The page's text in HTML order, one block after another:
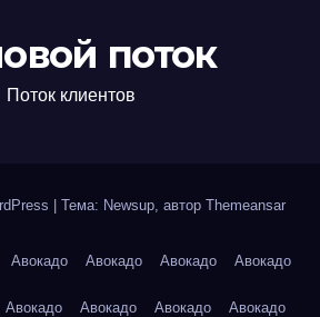
поток
Поток клиентов
Тема: Newsup, автор Themeansar
Авокадо Авокадо Авокадо Авокадо
Авокадо Авокадо Авокадо Авокадо